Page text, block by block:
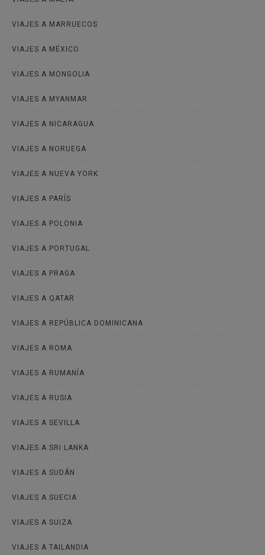
VIAJES A MARRUECOS
VIAJES A MÉXICO
VIAJES A MONGOLIA
VIAJES A MYANMAR
VIAJES A NICARAGUA
VIAJES A NORUEGA
VIAJES A NUEVA YORK
VIAJES A PARÍS
VIAJES A POLONIA
VIAJES A PORTUGAL
VIAJES A PRAGA
VIAJES A QATAR
VIAJES A REPÚBLICA DOMINICANA
VIAJES A ROMA
VIAJES A RUMANÍA
VIAJES A RUSIA
VIAJES A SEVILLA
VIAJES A SRI LANKA
VIAJES A SUDÁN
VIAJES A SUECIA
VIAJES A SUIZA
VIAJES A TAILANDIA